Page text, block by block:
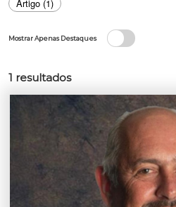
Artigo (1)
Mostrar Apenas Destaques
1 resultados